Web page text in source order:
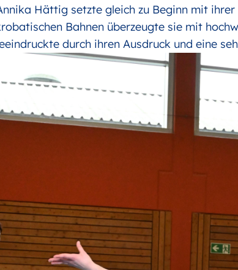
Hättig setzte gleich zu Beginn mit
Bahnen überzeugte sie mit
durch ihren Ausdruck und eine